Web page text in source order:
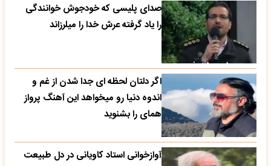
صدای پلیسی که خودجوش خوانندگی
را یاد گرفته عرش خدا را میلرزاند
اگر دلتان لحظه ای جدا شدن از غم و
اندوه دنیا رو میخواهد این آهنگ پرواز
همای را بشنوید
آوازخوانی استاد کاویانی در دل طبیعت